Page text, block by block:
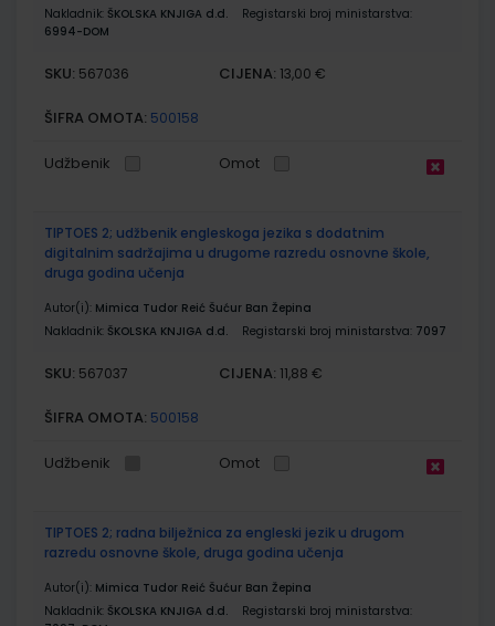
Nakladnik: ŠKOLSKA KNJIGA d.d.
Registarski broj ministarstva:
6994-DOM
SKU: 567036 CIJENA: 13,00 €
ŠIFRA OMOTA: 500158
Udžbenik Omot
TIPTOES 2; udžbenik engleskoga jezika s dodatnim
digitalnim sadržajima u drugome razredu osnovne škole,
druga godina učenja
Autor(i): Mimica Tudor Reić Šućur Ban Žepina
Nakladnik: ŠKOLSKA KNJIGA d.d. Registarski broj ministarstva: 7097
SKU: 567037 CIJENA: 11,88 €
ŠIFRA OMOTA: 500158
Udžbenik Omot
TIPTOES 2; radna bilježnica za engleski jezik u drugom
razredu osnovne škole, druga godina učenja
Autor(i): Mimica Tudor Reić Šućur Ban Žepina
Nakladnik: ŠKOLSKA KNJIGA d.d.
Registarski broj ministarstva: